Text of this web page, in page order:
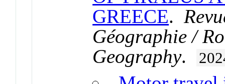
GREECE.
Géographie /
Geography.